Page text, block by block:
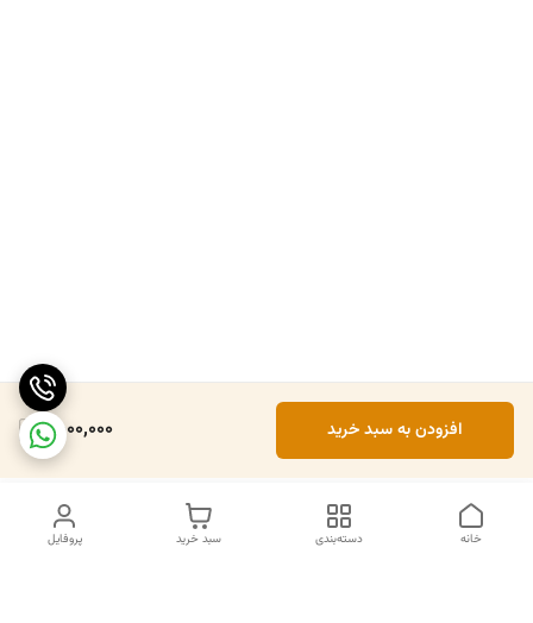
2,000,000 افزودن به سبد خرید
پروفایل سبد خرید دسته‌بندی خانه